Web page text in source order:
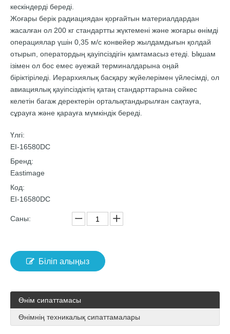
кескіндерді береді.
Жоғары берік радиациядан қорғайтын материалдардан
жасалған ол 200 кг стандартты жүктемені және жоғары өнімді
операциялар үшін 0,35 м/с конвейер жылдамдығын қолдай
отырып, оператордың қауіпсіздігін қамтамасыз етеді. Ықшам
ізімен ол бос емес әуежай терминалдарына оңай
біріктіріледі. Иерархиялық басқару жүйелерімен үйлесімді, ол
авиациялық қауіпсіздіктің қатаң стандарттарына сәйкес
келетін багаж деректерін орталықтандырылған сақтауға,
сұрауға және қарауға мүмкіндік береді.
Үлгі:
EI-16580DC
Бренд:
Eastimage
Код:
EI-16580DC
Саны:
Біліп алыңыз
Өнім сипаттамасы
Өнімнің техникалық сипаттамалары